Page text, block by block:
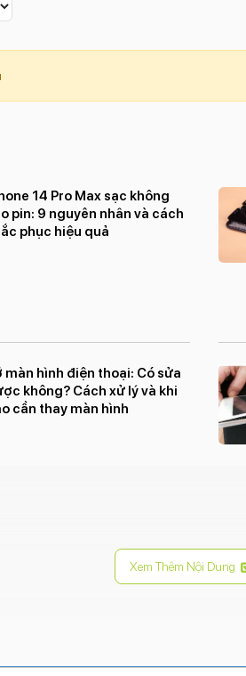
14 Pro Max sạc không
pin: 9 nguyên nhân và cách
phục hiệu quả
màn hình điện thoại: Có sửa
không? Cách xử lý và khi
cần thay màn hình
Xem Thêm Nội Dung